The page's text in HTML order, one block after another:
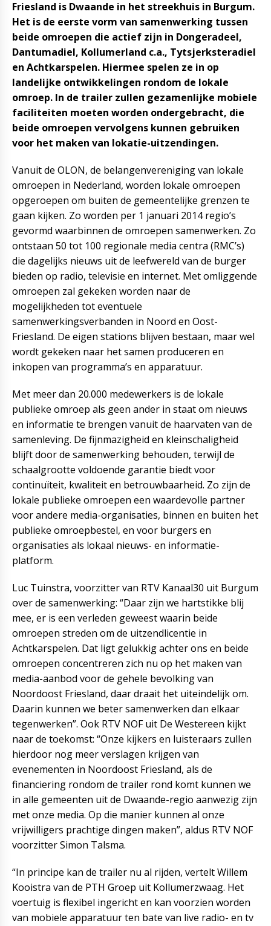
Friesland is Dwaande in het streekhuis in Burgum.
Het is de eerste vorm van samenwerking tussen
beide omroepen die actief zijn in Dongeradeel,
Dantumadiel, Kollumerland c.a., Tytsjerksteradiel
en Achtkarspelen. Hiermee spelen ze in op
landelijke ontwikkelingen rondom de lokale
omroep. In de trailer zullen gezamenlijke mobiele
faciliteiten moeten worden ondergebracht, die
beide omroepen vervolgens kunnen gebruiken
voor het maken van lokatie-uitzendingen.
Vanuit de OLON, de belangenvereniging van lokale
omroepen in Nederland, worden lokale omroepen
opgeroepen om buiten de gemeentelijke grenzen te
gaan kijken. Zo worden per 1 januari 2014 regio’s
gevormd waarbinnen de omroepen samenwerken. Zo
ontstaan 50 tot 100 regionale media centra (RMC’s)
die dagelijks nieuws uit de leefwereld van de burger
bieden op radio, televisie en internet. Met omliggende
omroepen zal gekeken worden naar de
mogelijkheden tot eventuele
samenwerkingsverbanden in Noord en Oost-
Friesland. De eigen stations blijven bestaan, maar wel
wordt gekeken naar het samen produceren en
inkopen van programma’s en apparatuur.
Met meer dan 20.000 medewerkers is de lokale
publieke omroep als geen ander in staat om nieuws
en informatie te brengen vanuit de haarvaten van de
samenleving. De fijnmazigheid en kleinschaligheid
blijft door de samenwerking behouden, terwijl de
schaalgrootte voldoende garantie biedt voor
continuïteit, kwaliteit en betrouwbaarheid. Zo zijn de
lokale publieke omroepen een waardevolle partner
voor andere media-organisaties, binnen en buiten het
publieke omroepbestel, en voor burgers en
organisaties als lokaal nieuws- en informatie-
platform.
Luc Tuinstra, voorzitter van RTV Kanaal30 uit Burgum
over de samenwerking: “Daar zijn we hartstikke blij
mee, er is een verleden geweest waarin beide
omroepen streden om de uitzendlicentie in
Achtkarspelen. Dat ligt gelukkig achter ons en beide
omroepen concentreren zich nu op het maken van
media-aanbod voor de gehele bevolking van
Noordoost Friesland, daar draait het uiteindelijk om.
Daarin kunnen we beter samenwerken dan elkaar
tegenwerken”. Ook RTV NOF uit De Westereen kijkt
naar de toekomst: “Onze kijkers en luisteraars zullen
hierdoor nog meer verslagen krijgen van
evenementen in Noordoost Friesland, als de
financiering rondom de trailer rond komt kunnen we
in alle gemeenten uit de Dwaande-regio aanwezig zijn
met onze media. Op die manier kunnen al onze
vrijwilligers prachtige dingen maken”, aldus RTV NOF
voorzitter Simon Talsma.
“In principe kan de trailer nu al rijden, vertelt Willem
Kooistra van de PTH Groep uit Kollumerzwaag. Het
voertuig is flexibel ingericht en kan voorzien worden
van mobiele apparatuur ten bate van live radio- en tv